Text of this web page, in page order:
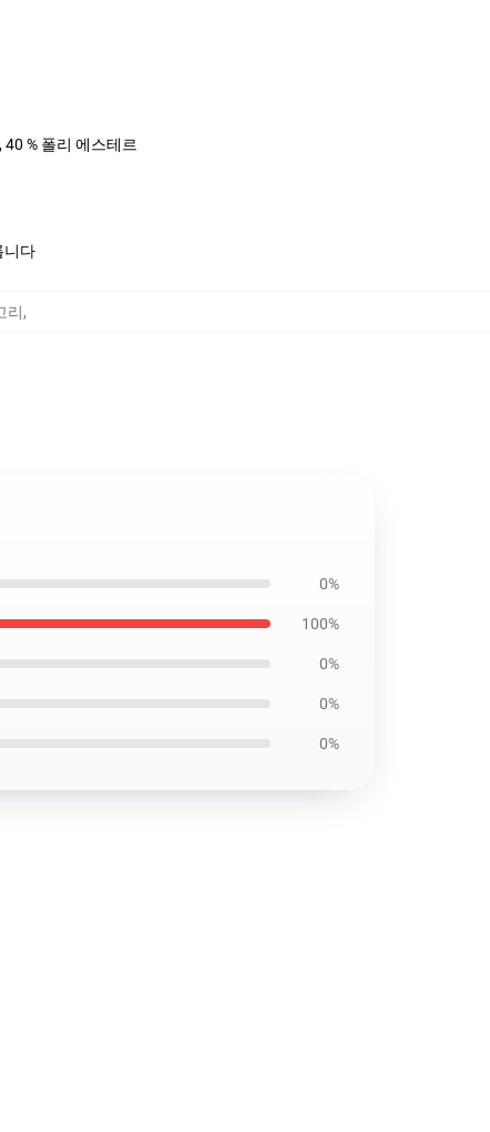
% 폴리 에스테르
니다
리,
0%
100%
0%
0%
0%